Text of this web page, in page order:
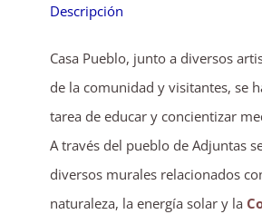
Descripción
Casa Pueblo, junto a diversos
de la comunidad y visitantes, se
tarea de educar y concientizar
A través del pueblo de Adjuntas
diversos murales relacionados
naturaleza, la energía solar y la